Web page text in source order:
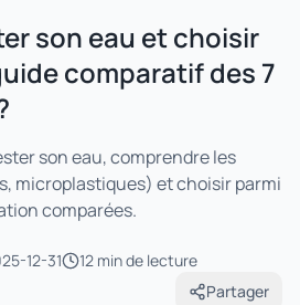
son eau et choisir
comparatif des 7
son eau, comprendre les
microplastiques) et choisir parmi
comparées.
12-31 12 minde lecture
Partager